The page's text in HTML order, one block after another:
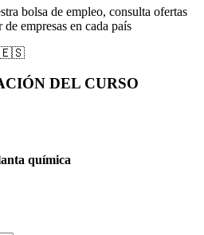
bolsa de empleo, consulta ofertas
empresas en cada país
🇪🇸
DEL CURSO
química